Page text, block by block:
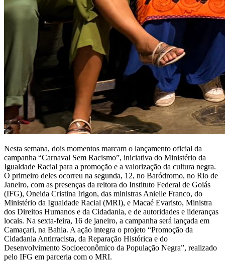
Nesta semana, dois momentos marcam o lançamento oficial da
campanha “Carnaval Sem Racismo”, iniciativa do Ministério da
Igualdade Racial para a promoção e a valorização da cultura negra.
O primeiro deles ocorreu na segunda, 12, no Baródromo, no Rio de
Janeiro, com as presenças da reitora do Instituto Federal de Goiás
(IFG), Oneida Cristina Irigon, das ministras Anielle Franco, do
Ministério da Igualdade Racial (MRI), e Macaé Evaristo, Ministra
dos Direitos Humanos e da Cidadania, e de autoridades e lideranças
locais. Na sexta-feira, 16 de janeiro, a campanha será lançada em
Camaçari, na Bahia. A ação integra o projeto “Promoção da
Cidadania Antirracista, da Reparação Histórica e do
Desenvolvimento Socioeconômico da População Negra”, realizado
pelo IFG em parceria com o MRI.